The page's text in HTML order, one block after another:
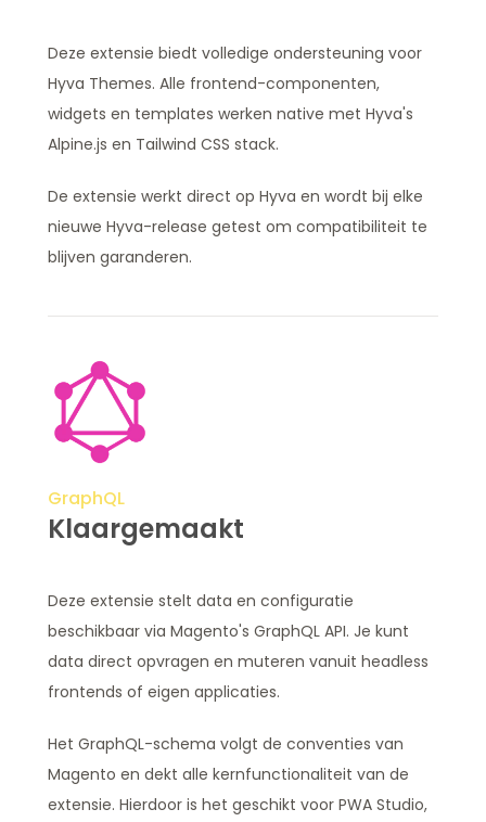
Deze extensie biedt volledige ondersteuning voor
Hyva Themes. Alle frontend-componenten,
widgets en templates werken native met Hyva's
Alpine.js en Tailwind CSS stack.
De extensie werkt direct op Hyva en wordt bij elke
nieuwe Hyva-release getest om compatibiliteit te
blijven garanderen.
GraphQL
Klaargemaakt
Deze extensie stelt data en configuratie
beschikbaar via Magento's GraphQL API. Je kunt
data direct opvragen en muteren vanuit headless
frontends of eigen applicaties.
Het GraphQL-schema volgt de conventies van
Magento en dekt alle kernfunctionaliteit van de
extensie. Hierdoor is het geschikt voor PWA Studio,